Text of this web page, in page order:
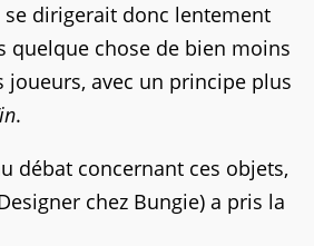
dirigerait donc lentement
quelque chose de bien moins
joueurs, avec un principe plus
.
débat concernant ces objets,
chez Bungie) a pris la